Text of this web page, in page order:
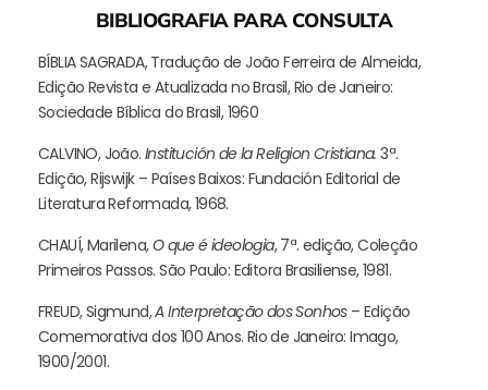
BIBLIOGRAFIA PARA CONSULTA
BÍBLIA SAGRADA, Tradução de João Ferreira de Almeida,
Edição Revista e Atualizada no Brasil, Rio de Janeiro:
Sociedade Bíblica do Brasil, 1960
CALVINO, João. Institución de la Religion Cristiana. 3ª.
Edição, Rijswijk – Países Baixos: Fundación Editorial de
Literatura Reformada, 1968.
CHAUÍ, Marilena,O que é ideologia, 7ª. edição, Coleção
Primeiros Passos. São Paulo: Editora Brasiliense, 1981.
FREUD, Sigmund,A Interpretação dos Sonhos– Edição
Comemorativa dos 100 Anos. Rio de Janeiro: Imago,
1900/2001.